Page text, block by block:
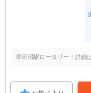
津田沼駅ロータリー！詳細